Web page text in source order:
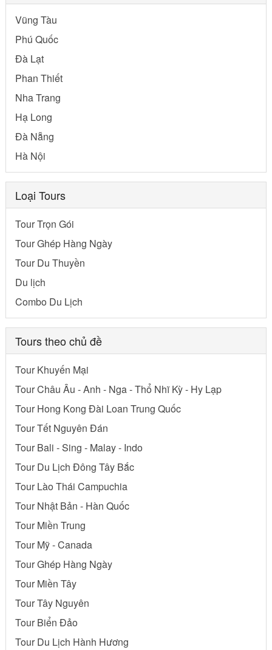
Vũng Tàu
Phú Quốc
Đà Lạt
Phan Thiết
Nha Trang
Hạ Long
Đà Nẵng
Hà Nội
Loại Tours
Tour Trọn Gói
Tour Ghép Hàng Ngày
Tour Du Thuyền
Du lịch
Combo Du Lịch
Tours theo chủ đề
Tour Khuyến Mại
Tour Châu Âu - Anh - Nga - Thổ Nhĩ Kỳ - Hy Lạp
Tour Hong Kong Đài Loan Trung Quốc
Tour Tết Nguyên Đán
Tour Bali - Sing - Malay - Indo
Tour Du Lịch Đông Tây Bắc
Tour Lào Thái Campuchia
Tour Nhật Bản - Hàn Quốc
Tour Miền Trung
Tour Mỹ - Canada
Tour Ghép Hàng Ngày
Tour Miền Tây
Tour Tây Nguyên
Tour Biển Đảo
Tour Du Lịch Hành Hương